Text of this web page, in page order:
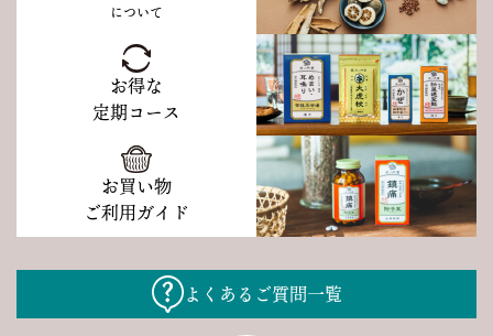
について
お得な
定期コース
お買い物
ご利用ガイド
よくあるご質問一覧